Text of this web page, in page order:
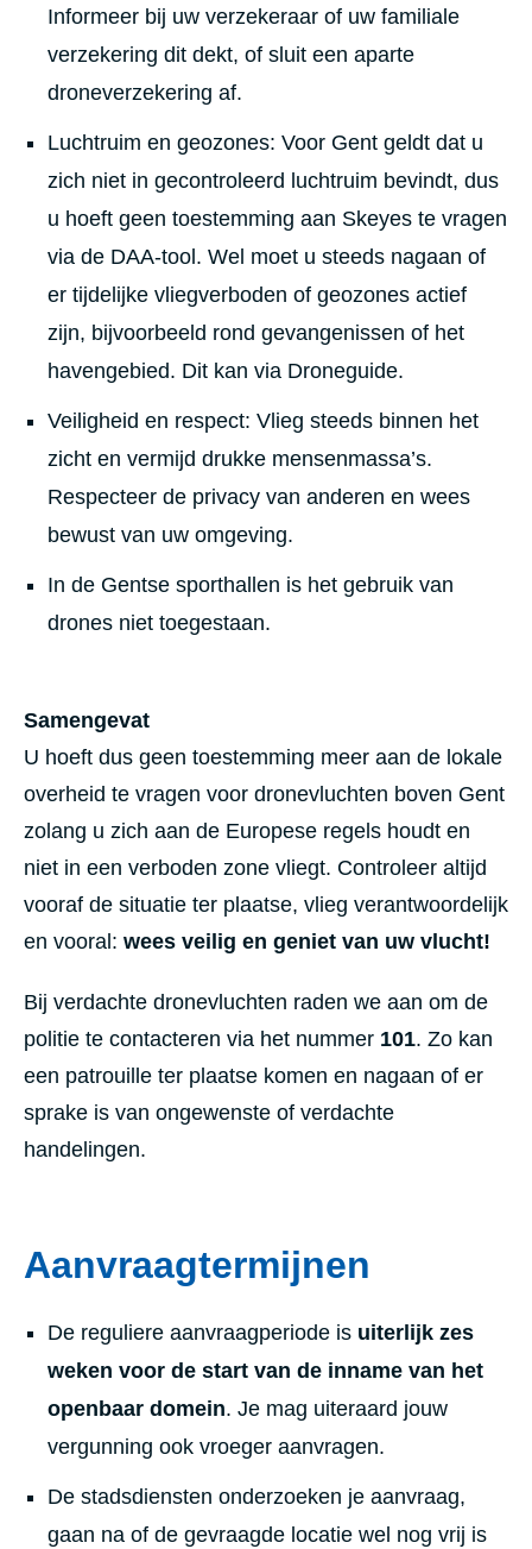
Informeer bij uw verzekeraar of uw familiale
verzekering dit dekt, of sluit een aparte
droneverzekering af.
Luchtruim en geozones: Voor Gent geldt dat u
zich niet in gecontroleerd luchtruim bevindt, dus
u hoeft geen toestemming aan Skeyes te vragen
via de DAA-tool. Wel moet u steeds nagaan of
er tijdelijke vliegverboden of geozones actief
zijn, bijvoorbeeld rond gevangenissen of het
havengebied. Dit kan via Droneguide.
Veiligheid en respect: Vlieg steeds binnen het
zicht en vermijd drukke mensenmassa’s.
Respecteer de privacy van anderen en wees
bewust van uw omgeving.
In de Gentse sporthallen is het gebruik van
drones niet toegestaan.
Samengevat
U hoeft dus geen toestemming meer aan de lokale
overheid te vragen voor dronevluchten boven Gent
zolang u zich aan de Europese regels houdt en
niet in een verboden zone vliegt. Controleer altijd
vooraf de situatie ter plaatse, vlieg verantwoordelijk
en vooral: wees veilig en geniet van uw vlucht!
Bij verdachte dronevluchten raden we aan om de
politie te contacteren via het nummer 101. Zo kan
een patrouille ter plaatse komen en nagaan of er
sprake is van ongewenste of verdachte
handelingen.
Aanvraagtermijnen
De reguliere aanvraagperiode is uiterlijk zes
weken voor de start van de inname van het
openbaar domein. Je mag uiteraard jouw
vergunning ook vroeger aanvragen.
De stadsdiensten onderzoeken je aanvraag,
gaan na of de gevraagde locatie wel nog vrij is